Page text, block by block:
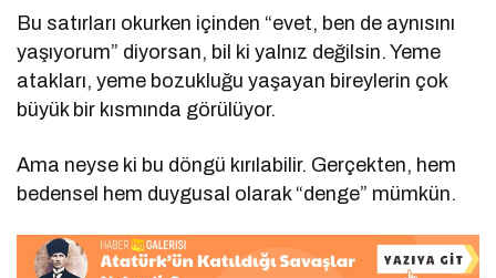
Bu satırları okurken içinden “evet, ben de aynısını
yaşıyorum” diyorsan, bil ki yalnız değilsin. Yeme
atakları, yeme bozukluğu yaşayan bireylerin çok
büyük bir kısmında görülüyor.
Ama neyse ki bu döngü kırılabilir. Gerçekten, hem
bedensel hem duygusal olarak “denge” mümkün.